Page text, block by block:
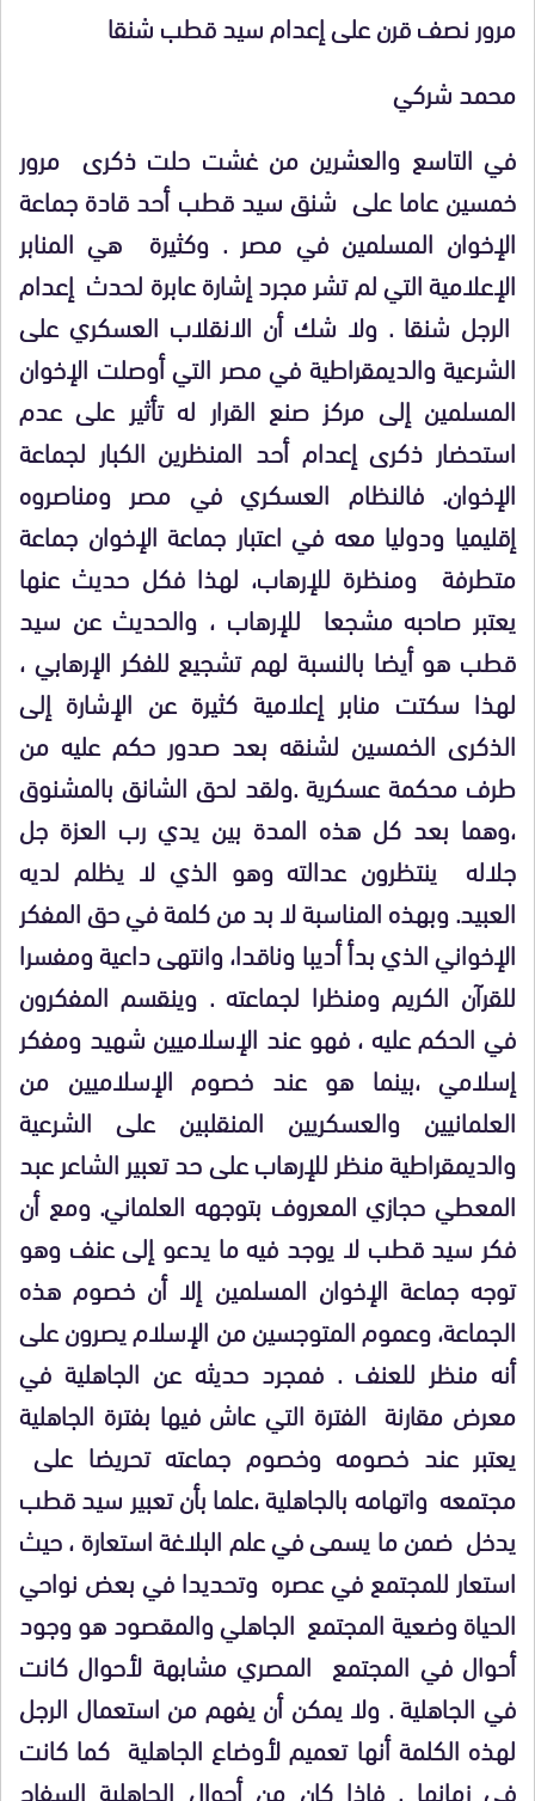
مرور نصف قرن على إعدام سيد قطب شنقا
محمد شركي
في التاسع والعشرين من غشت حلت ذكرى مرور
خمسين عاما على شنق سيد قطب أحد قادة جماعة
الإخوان المسلمين في مصر . وكثيرة هي المنابر
الإعلامية التي لم تشر مجرد إشارة عابرة لحدث إعدام
الرجل شنقا . ولا شك أن الانقلاب العسكري على
الشرعية والديمقراطية في مصر التي أوصلت الإخوان
المسلمين إلى مركز صنع القرار له تأثير على عدم
استحضار ذكرى إعدام أحد المنظرين الكبار لجماعة
الإخوان. فالنظام العسكري في مصر ومناصروه
إقليميا ودوليا معه في اعتبار جماعة الإخوان جماعة
متطرفة ومنظرة للإرهاب، لهذا فكل حديث عنها
يعتبر صاحبه مشجعا للإرهاب ، والحديث عن سيد
قطب هو أيضا بالنسبة لهم تشجيع للفكر الإرهابي ،
لهذا سكتت منابر إعلامية كثيرة عن الإشارة إلى
الذكرى الخمسين لشنقه بعد صدور حكم عليه من
طرف محكمة عسكرية .ولقد لحق الشانق بالمشنوق
،وهما بعد كل هذه المدة بين يدي رب العزة جل
جلاله ينتظرون عدالته وهو الذي لا يظلم لديه
العبيد. وبهذه المناسبة لا بد من كلمة في حق المفكر
الإخواني الذي بدأ أديبا وناقدا، وانتهى داعية ومفسرا
للقرآن الكريم ومنظرا لجماعته . وينقسم المفكرون
في الحكم عليه ، فهو عند الإسلاميين شهيد ومفكر
إسلامي ،بينما هو عند خصوم الإسلاميين من
العلمانيين والعسكريين المنقلبين على الشرعية
والديمقراطية منظر للإرهاب على حد تعبير الشاعر عبد
المعطي حجازي المعروف بتوجهه العلماني. ومع أن
فكر سيد قطب لا يوجد فيه ما يدعو إلى عنف وهو
توجه جماعة الإخوان المسلمين إلا أن خصوم هذه
الجماعة، وعموم المتوجسين من الإسلام يصرون على
أنه منظر للعنف . فمجرد حديثه عن الجاهلية في
معرض مقارنة الفترة التي عاش فيها بفترة الجاهلية
يعتبر عند خصومه وخصوم جماعته تحريضا على
مجتمعه واتهامه بالجاهلية ،علما بأن تعبير سيد قطب
يدخل ضمن ما يسمى في علم البلاغة استعارة ، حيث
استعار للمجتمع في عصره وتحديدا في بعض نواحي
الحياة وضعية المجتمع الجاهلي والمقصود هو وجود
أحوال في المجتمع المصري مشابهة لأحوال كانت
في الجاهلية . ولا يمكن أن يفهم من استعمال الرجل
لهذه الكلمة أنها تعميم لأوضاع الجاهلية كما كانت
في زمانها . فإذا كان من أحوال الجاهلية السفاح